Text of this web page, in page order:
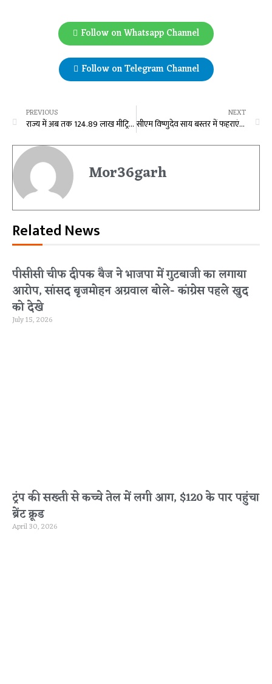
Follow on Whatsapp Channel
Follow on Telegram Channel
PREVIOUS
राज्य में अब तक 124.89 लाख मीट्रिक टन धान की हुई खरीदी, किसानों को 26,482 करोड़ रुपए का भुगतान
NEXT
सीएम विष्णुदेव साय बस्तर में फहराएंगे तिरंगा, जानें मंत्री, विधायक और सांसद कहां करेगा ध्वजारोहण
Mor36garh
Related News
पीसीसी चीफ दीपक बैज ने भाजपा में गुटबाजी का लगाया
आरोप, सांसद बृजमोहन अग्रवाल बोले- कांग्रेस पहले खुद
को देखे
July 15, 2026
ट्रंप की सख्ती से कच्चे तेल में लगी आग, $120 के पार पहुंचा
ब्रेंट क्रूड
April 30, 2026